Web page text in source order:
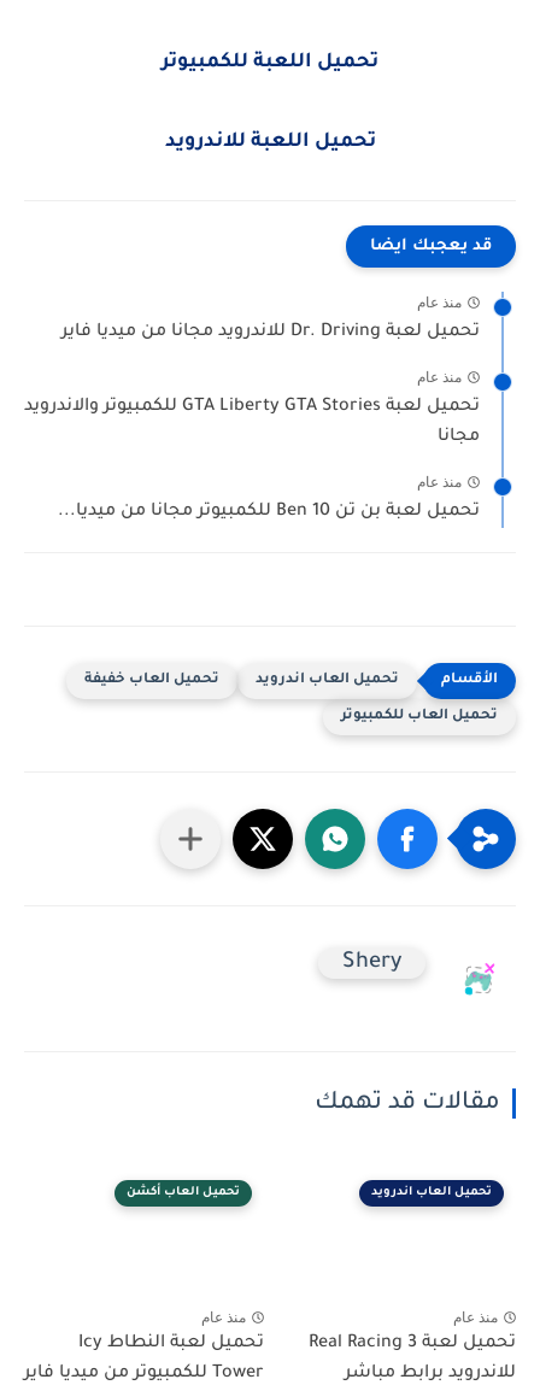
تحميل اللعبة للكمبيوتر
تحميل اللعبة للاندرويد
قد يعجبك ايضا
منذ عام
تحميل لعبة Dr. Driving للاندرويد مجانا من ميديا فاير
منذ عام
تحميل لعبة GTA Liberty GTA Stories للكمبيوتر والاندرويد
مجانا
منذ عام
تحميل لعبة بن تن Ben 10 للكمبيوتر مجانا من ميديا...
تحميل العاب اندرويد تحميل العاب خفيفة
تحميل العاب للكمبيوتر
Shery
مقالات قد تهمك
تحميل العاب اندرويد
منذ عام
تحميل لعبة Real Racing 3
للاندرويد برابط مباشر
تحميل العاب أكشن
منذ عام
تحميل لعبة النطاط Icy
Tower للكمبيوتر من ميديا فاير